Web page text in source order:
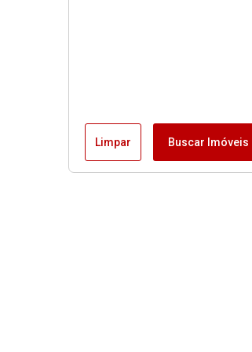
Limpar Buscar Imóveis